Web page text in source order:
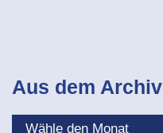
Aus dem Archiv